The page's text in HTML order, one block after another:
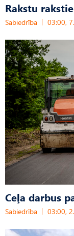
Rakstu
Sabiedrība 03:00,
Ceļa darbus
Sabiedrība 03:00,